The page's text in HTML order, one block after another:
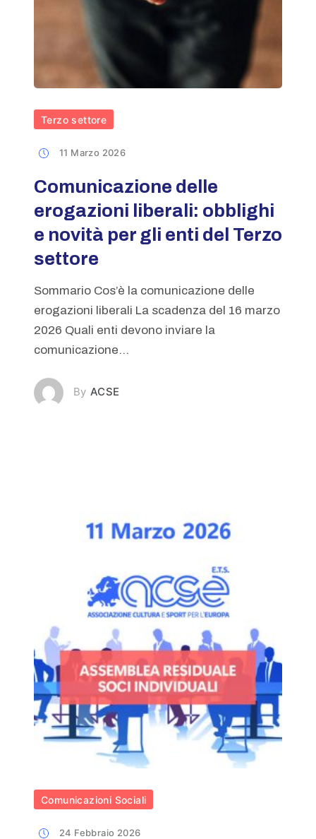
Terzo settore
11 Marzo 2026
Comunicazione delle
erogazioni liberali: obblighi
e novità per gli enti del Terzo
settore
Sommario Cos’è la comunicazione delle
erogazioni liberali La scadenza del 16 marzo
2026 Quali enti devono inviare la
comunicazione...
ACSE
Comunicazioni Sociali
24 Febbraio 2026